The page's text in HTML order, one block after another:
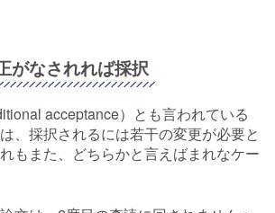
がなされれば採択
acceptance）とも言われている
、採択されるには若干の変更が必要と
もまた、どちらかと言えばまれなケー